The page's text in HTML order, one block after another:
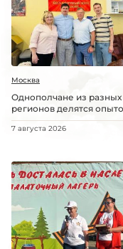
Москва
Однополчане из разных
регионов делятся
7 августа 2026